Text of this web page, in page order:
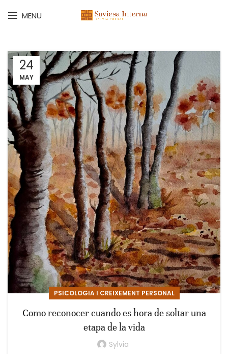
MENU
24
MAY
PSICOLOGIA I CREIXEMENT PERSONAL
Como reconocer cuando es hora de soltar una
etapa de la vida
Sylvia